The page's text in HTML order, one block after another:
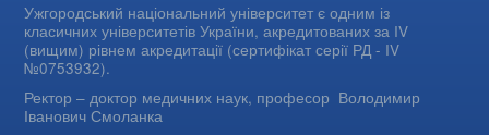
Ужгородський національний університет є одним із
класичних університетів України, акредитованих за IV
(вищим) рівнем акредитації (сертифікат серії РД - IV
№0753932).
Ректор – доктор медичних наук, професор Володимир
Іванович Смоланка